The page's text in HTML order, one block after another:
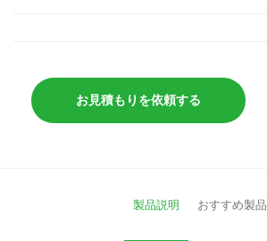
お見積もりを依頼する
製品説明 おすすめ製品